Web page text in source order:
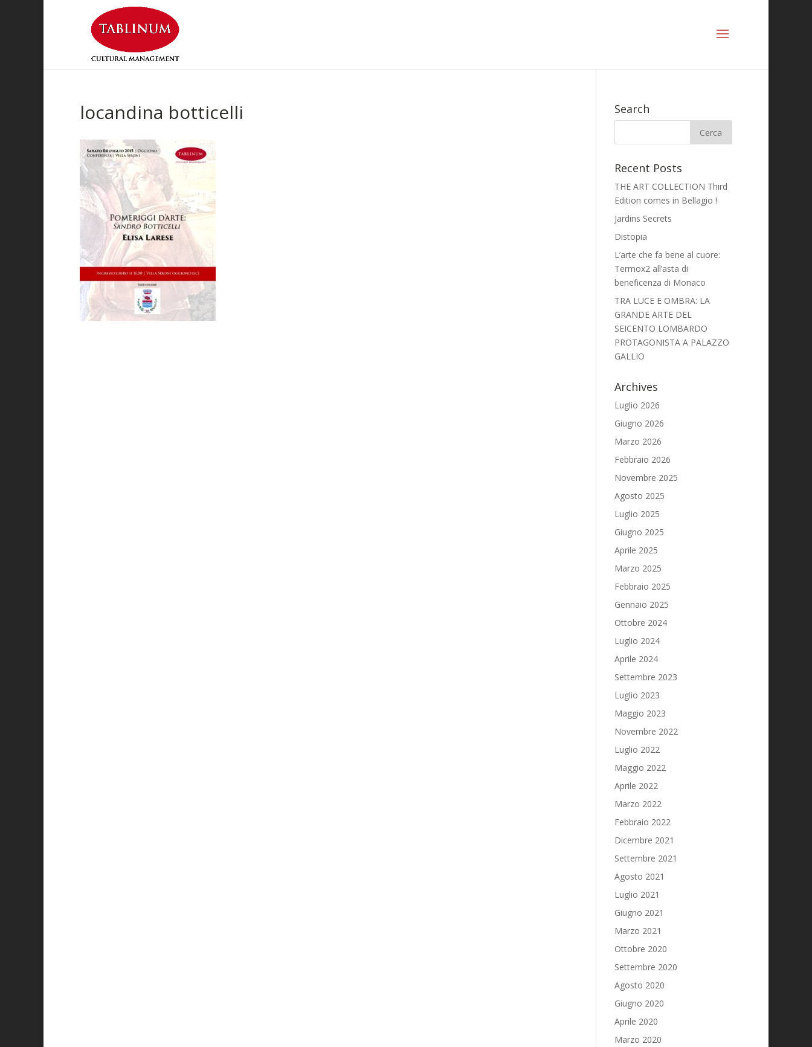
locandina botticelli Search
Recent Posts
THE ART COLLECTION Third
Edition comes in Bellagio !
Jardins Secrets
Distopia
L’arte che fa bene al cuore:
Termox2 all’asta di
beneficenza di Monaco
TRA LUCE E OMBRA: LA
GRANDE ARTE DEL
SEICENTO LOMBARDO
PROTAGONISTA A PALAZZO
GALLIO
Archives
Luglio 2026
Giugno 2026
Marzo 2026
Febbraio 2026
Novembre 2025
Agosto 2025
Luglio 2025
Giugno 2025
Aprile 2025
Marzo 2025
Febbraio 2025
Gennaio 2025
Ottobre 2024
Luglio 2024
Aprile 2024
Settembre 2023
Luglio 2023
Maggio 2023
Novembre 2022
Luglio 2022
Maggio 2022
Aprile 2022
Marzo 2022
Febbraio 2022
Dicembre 2021
Settembre 2021
Agosto 2021
Luglio 2021
Giugno 2021
Marzo 2021
Ottobre 2020
Settembre 2020
Agosto 2020
Giugno 2020
Aprile 2020
Marzo 2020